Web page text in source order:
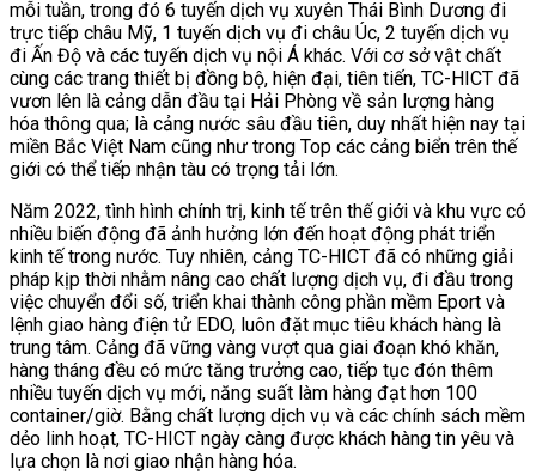
mỗi tuần, trong đó 6 tuyến dịch vụ xuyên Thái Bình Dương đi
trực tiếp châu Mỹ, 1 tuyến dịch vụ đi châu Úc, 2 tuyến dịch vụ
đi Ấn Độ và các tuyến dịch vụ nội Á khác. Với cơ sở vật chất
cùng các trang thiết bị đồng bộ, hiện đại, tiên tiến, TC-HICT đã
vươn lên là cảng dẫn đầu tại Hải Phòng về sản lượng hàng
hóa thông qua; là cảng nước sâu đầu tiên, duy nhất hiện nay tại
miền Bắc Việt Nam cũng như trong Top các cảng biển trên thế
giới có thể tiếp nhận tàu có trọng tải lớn.
Năm 2022, tình hình chính trị, kinh tế trên thế giới và khu vực có
nhiều biến động đã ảnh hưởng lớn đến hoạt động phát triển
kinh tế trong nước. Tuy nhiên, cảng TC-HICT đã có những giải
pháp kịp thời nhằm nâng cao chất lượng dịch vụ, đi đầu trong
việc chuyển đổi số, triển khai thành công phần mềm Eport và
lệnh giao hàng điện tử EDO, luôn đặt mục tiêu khách hàng là
trung tâm. Cảng đã vững vàng vượt qua giai đoạn khó khăn,
hàng tháng đều có mức tăng trưởng cao, tiếp tục đón thêm
nhiều tuyến dịch vụ mới, năng suất làm hàng đạt hơn 100
container/giờ. Bằng chất lượng dịch vụ và các chính sách mềm
dẻo linh hoạt, TC-HICT ngày càng được khách hàng tin yêu và
lựa chọn là nơi giao nhận hàng hóa.